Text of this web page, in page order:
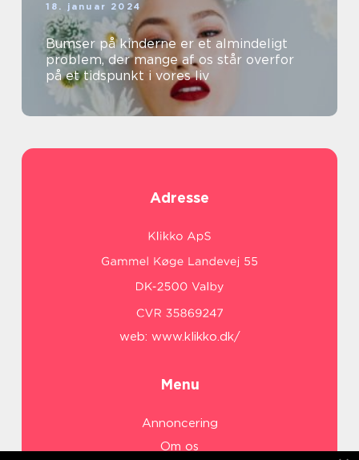
18. januar 2024
Bumser på kinderne er et almindeligt
problem, der mange af os står overfor
på et tidspunkt i vores liv
Adresse
web: www.klikko.dk/
Menu
Annoncering
Om os